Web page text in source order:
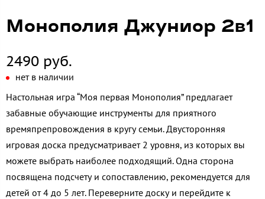
Монополия Джуниор 2в1
2490 руб.
нет в наличии
Настольная игра “Моя первая Монополия” предлагает
забавные обучающие инструменты для приятного
времяпрепровождения в кругу семьи. Двусторонняя
игровая доска предусматривает 2 уровня, из которых вы
можете выбрать наиболее подходящий. Одна сторона
посвящена подсчету и сопоставлению, рекомендуется для
детей от 4 до 5 лет. Переверните доску и перейдите к